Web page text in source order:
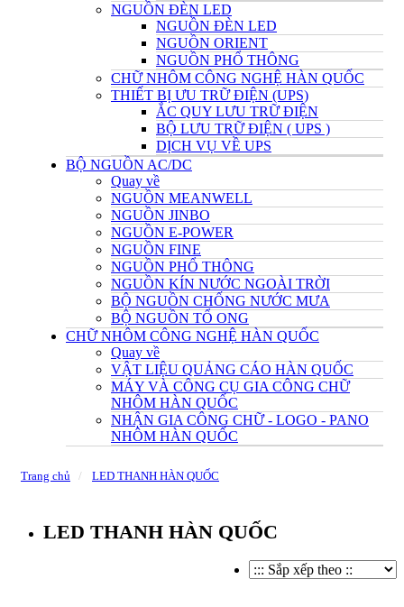
NGUỒN ĐÈN LED
NGUỒN ĐÈN LED
NGUỒN ORIENT
NGUỒN PHỔ THÔNG
CHỮ NHÔM CÔNG NGHỆ HÀN QUỐC
THIẾT BỊ ƯU TRỮ ĐIỆN (UPS)
ẮC QUY LƯU TRỮ ĐIỆN
BỘ LƯU TRỮ ĐIỆN ( UPS )
DỊCH VỤ VỀ UPS
BỘ NGUỒN AC/DC
Quay về
NGUỒN MEANWELL
NGUỒN JINBO
NGUỒN E-POWER
NGUỒN FINE
NGUỒN PHỔ THÔNG
NGUỒN KÍN NƯỚC NGOÀI TRỜI
BỘ NGUỒN CHỐNG NƯỚC MƯA
BỘ NGUỒN TỔ ONG
CHỮ NHÔM CÔNG NGHỆ HÀN QUỐC
Quay về
VẬT LIỆU QUẢNG CÁO HÀN QUỐC
MÁY VÀ CÔNG CỤ GIA CÔNG CHỮ
NHÔM HÀN QUỐC
NHẬN GIA CÔNG CHỮ - LOGO - PANO
NHÔM HÀN QUỐC
Trang chủ LED THANH HÀN QUỐC
LED THANH HÀN QUỐC